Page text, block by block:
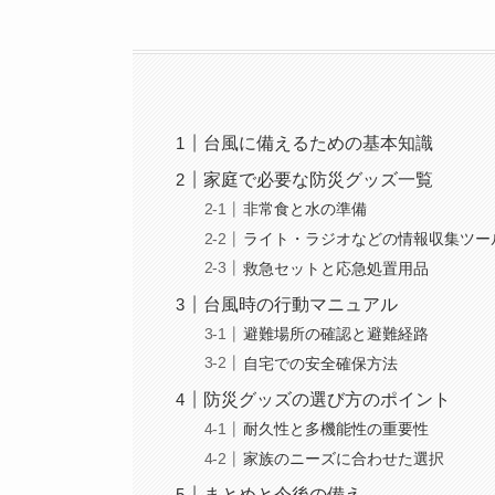
台風に備えるための基本知識
家庭で必要な防災グッズ一覧
非常食と水の準備
ライト・ラジオなどの情報収集ツー
救急セットと応急処置用品
台風時の行動マニュアル
避難場所の確認と避難経路
自宅での安全確保方法
防災グッズの選び方のポイント
耐久性と多機能性の重要性
家族のニーズに合わせた選択